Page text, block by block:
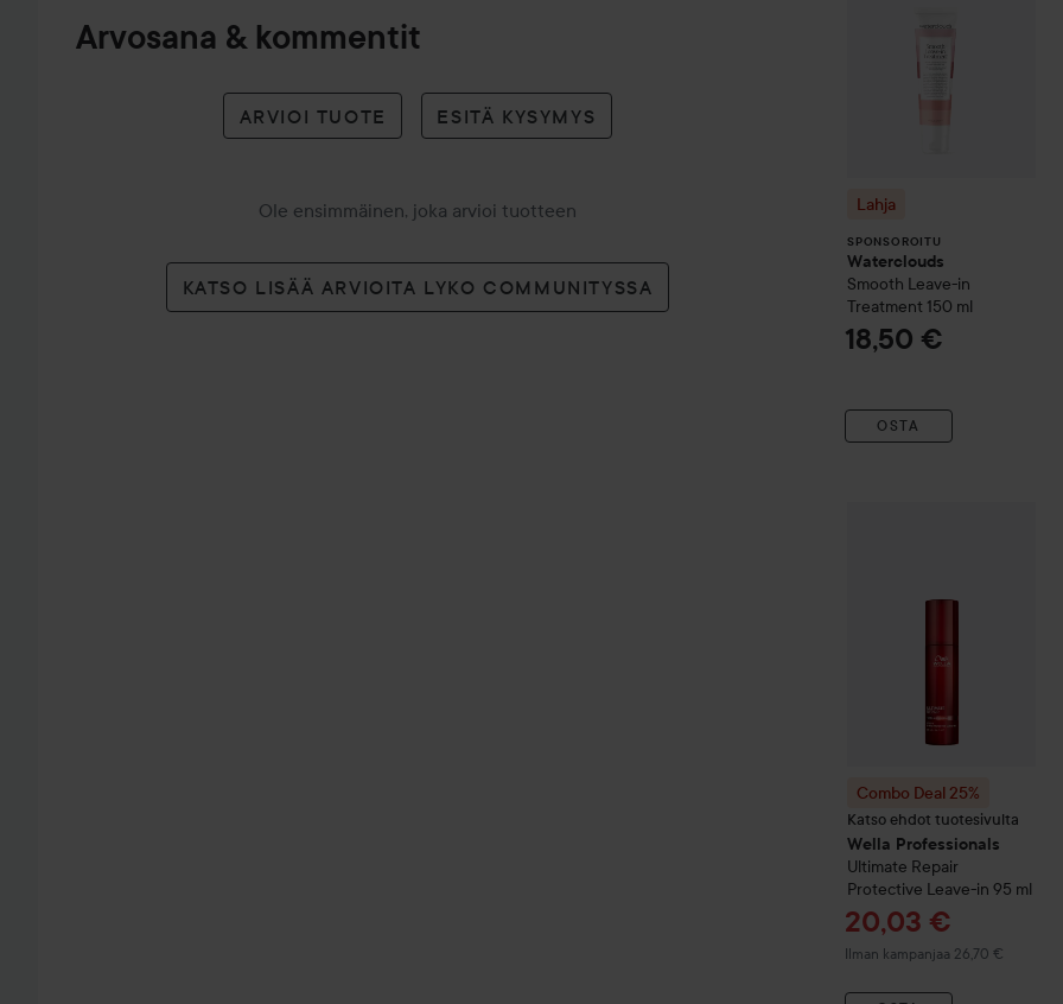
Arvosana & kommentit
ARVIOI TUOTE ESITÄ KYSYMYS
Ole ensimmäinen, joka arvioi tuotteen
KATSO LISÄÄ ARVIOITA LYKO COMMUNITYSSA
Lahja
SPONSOROITU
Waterclouds
Smooth Leave-in
Treatment 150 ml
18,50 €
OSTA
Combo Deal 25%
Katso ehdot tuotesivulta
Wella Professionals
Ultimate Repair
Protective Leave-in 95 ml
Tarjoushinta
20,03 €
Ilman kampanjaa 26,70 €